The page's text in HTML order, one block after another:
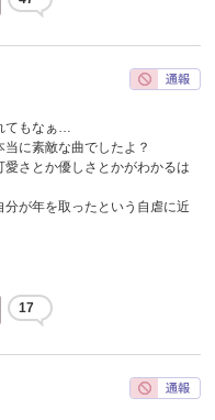
てもなぁ…
に素敵な曲でしたよ？
さとか優しさとかがわかるは
が年を取ったという自虐に近
17